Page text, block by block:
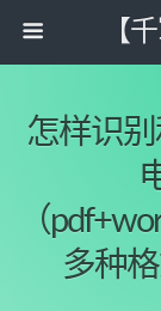
【
怎样识
（
多种